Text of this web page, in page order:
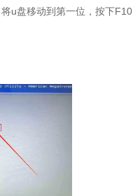
u盘移动到第一位，按下F10